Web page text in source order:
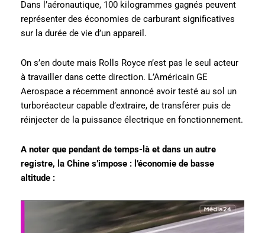
Dans l’aéronautique, 100 kilogrammes gagnés peuvent
représenter des économies de carburant significatives
sur la durée de vie d’un appareil.
On s’en doute mais Rolls Royce n’est pas le seul acteur
à travailler dans cette direction. L’Américain GE
Aerospace a récemment annoncé avoir testé au sol un
turboréacteur capable d’extraire, de transférer puis de
réinjecter de la puissance électrique en fonctionnement.
A noter que pendant de temps-là et dans un autre
registre, la Chine s’impose : l’économie de basse
altitude :